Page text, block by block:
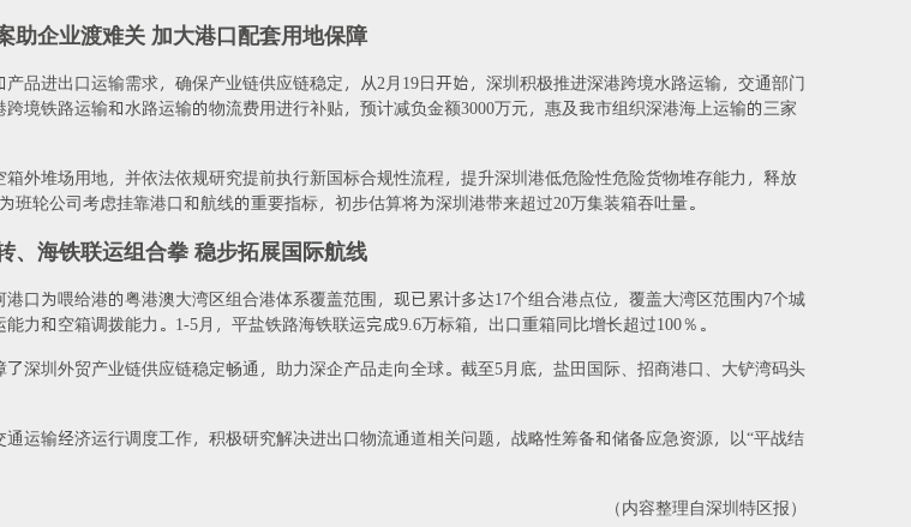
助企业渡难关 加大港口配套用地保障
品进出口运输需求，确保产业链供应链稳定，从2月19日开始，深圳积极推进深港跨境水路运输，交通部门
境铁路运输和水路运输的物流费用进行补贴，预计减负金额3000万元，惠及我市组织深港海上运输的三家
外堆场用地，并依法依规研究提前执行新国标合规性流程，提升深圳港低危险性危险货物堆存能力，释放
轮公司考虑挂靠港口和航线的重要指标，初步估算将为深圳港带来超过20万集装箱吞吐量。
、海铁联运组合拳 稳步拓展国际航线
口为喂给港的粤港澳大湾区组合港体系覆盖范围，现已累计多达17个组合港点位，覆盖大湾区范围内7个城
和空箱调拨能力。1-5月，平盐铁路海铁联运完成9.6万标箱，出口重箱同比增长超过100％。
深圳外贸产业链供应链稳定畅通，助力深企产品走向全球。截至5月底，盐田国际、招商港口、大铲湾码头
运输经济运行调度工作，积极研究解决进出口物流通道相关问题，战略性筹备和储备应急资源，以“平战结
（内容整理自深圳特区报）